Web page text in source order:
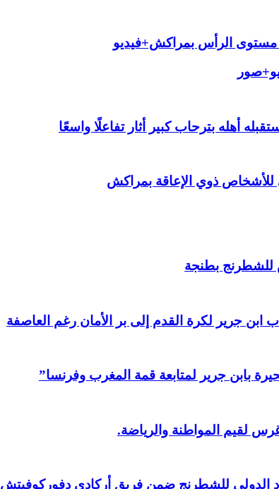
مستوى الرأس بمراكش+فيديو
أهله بترحاب كبير أثار تفاعلًا واسعًا
ذوي الإعاقة بمراكش
بطنجة
جرير لكرة القدم إلى بر الأمان رغم العاصفة
بابن جرير لمتابعة قمة المغرب وفرنسا”
لقيم المواطنة والرياضة.
الدولي للشطرنج ضمن فريق أركادي دفوركوفيتش